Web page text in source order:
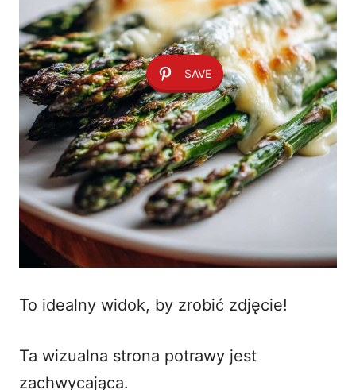
SAVE
To idealny widok, by zrobić zdjęcie!
Ta wizualna strona potrawy jest
zachwycająca.